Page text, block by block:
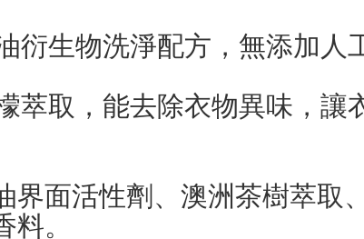
衍生物洗淨配方，無添加人
萃取，能去除衣物異味，讓
界面活性劑、澳洲茶樹萃取
。